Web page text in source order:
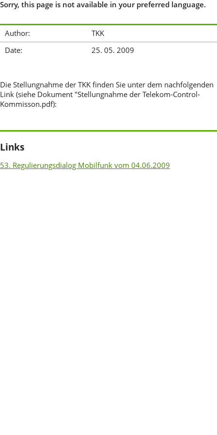
Sorry, this page is not available in your preferred language.
Author:
TKK
Date:
25. 05. 2009
Die Stellungnahme der TKK finden Sie unter dem nachfolgenden
Link (siehe Dokument "Stellungnahme der Telekom-Control-
Kommisson.pdf):
Links
53. Regulierungsdialog Mobilfunk vom 04.06.2009